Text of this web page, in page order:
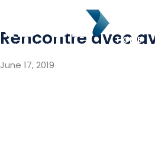
HOME
Rencontre avec
June 17, 2019